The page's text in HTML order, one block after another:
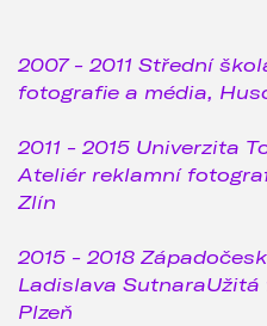
2007 - 2011 Střední
fotografie a média,
2011 - 2015 Univerzita
Ateliér reklamní
Zlín
2015 - 2018
Ladislava
Plzeň